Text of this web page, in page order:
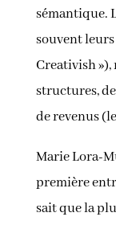
sémantique.
souvent
Creativish »),
structures,
de revenus
Marie Lora-
première
sait que la